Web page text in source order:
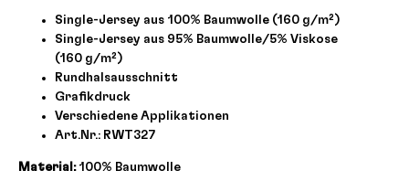
Single-Jersey aus 100% Baumwolle (160 g/m²)
Single-Jersey aus 95% Baumwolle/5% Viskose
(160 g/m²)
Rundhalsausschnitt
Grafikdruck
Verschiedene Applikationen
Art.Nr.: RWT327
Material:100% Baumwolle